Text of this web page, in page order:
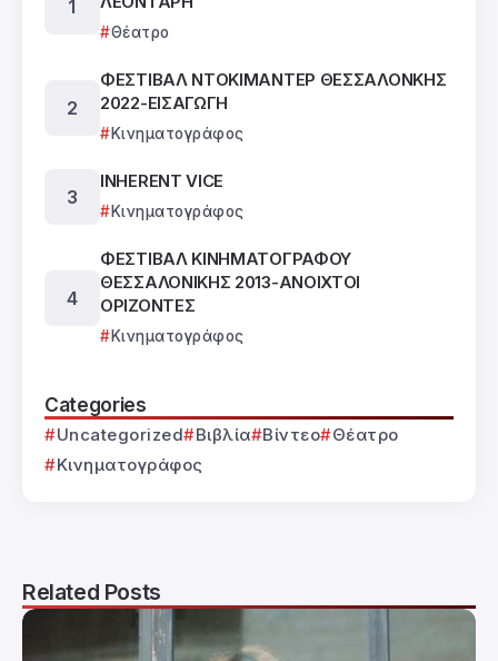
Θέατρο
ΦΕΣΤΙΒΑΛ ΝΤΟΚΙΜΑΝΤΕΡ ΘΕΣΣΑΛΟΝΚΗΣ
2022-ΕΙΣΑΓΩΓΗ
Κινηματογράφος
INHERENT VICE
Κινηματογράφος
ΦΕΣΤΙΒΑΛ ΚΙΝΗΜΑΤΟΓΡΑΦΟΥ
ΘΕΣΣΑΛΟΝΙΚΗΣ 2013-ΑΝΟΙΧΤΟΙ
ΟΡΙΖΟΝΤΕΣ
Κινηματογράφος
Categories
Uncategorized Βιβλία Βίντεο
Θέατρο
Κινηματογράφος
Related Posts